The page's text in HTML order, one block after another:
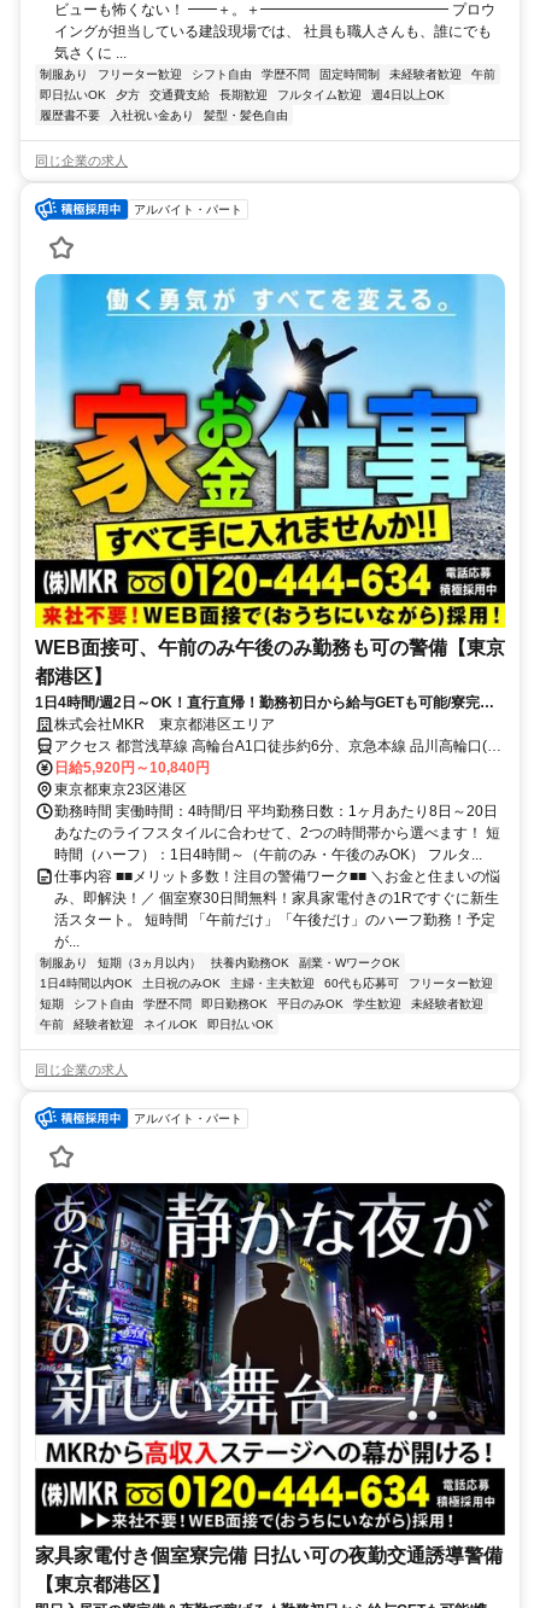
ビューも怖くない！ ━━＋。＋━━━━━━━━━━━━━ プロウ
イングが担当している建設現場では、 社員も職人さんも、誰にでも
気さくに ...
制服あり フリーター歓迎 シフト自由 学歴不問 固定時間制 未経験者歓迎
午前
即日払いOK
夕方 交通費支給 長期歓迎 フルタイム歓迎
週4日以上OK
履歴書不要
入社祝い金あり 髪型・髪色自由
同じ企業の求人
アルバイト・パート
WEB面接可、午前のみ午後のみ勤務も可の警備【東京
都港区】
1日4時間/週2日～OK！直行直帰！勤務初日から給与GETも可能/寮完備
＆携帯貸与♪
株式会社MKR 東京都港区エリア
アクセス 都営浅草線 高輪台A1口徒歩約6分、京急本線 品川高輪口(京
急)徒歩約10分、京急本線 品川高輪口(京急)徒歩約10分 東京都港区エ
リア(御成門駅、表参道駅、神谷町駅、外苑前駅、汐留駅、品川駅、
芝浦ふ頭駅)
日給5,920円～10,840円
東京都東京23区港区
勤務時間 実働時間：4時間/日 平均勤務日数：1ヶ月あたり8日～20日
あなたのライフスタイルに合わせて、2つの時間帯から選べます！ 短
時間（ハーフ）：1日4時間～（午前のみ・午後のみOK） フルタ...
仕事内容 ■■メリット多数！注目の警備ワーク■■ ＼お金と住まいの悩
み、即解決！／ 個室寮30日間無料！家具家電付きの1Rですぐに新生
活スタート。 短時間 「午前だけ」「午後だけ」のハーフ勤務！予定
が...
制服あり 短期（3ヵ月以内） 扶養内勤務OK
副業・WワークOK
1日4時間以内OK
土日祝のみOK 主婦・主夫歓迎 60代も応募可
フリーター歓迎
短期
シフト自由 学歴不問 即日勤務OK 平日のみOK 学生歓迎
未経験者歓迎
午前
経験者歓迎 ネイルOK 即日払いOK
同じ企業の求人
アルバイト・パート
家具家電付き個室寮完備 日払い可の夜勤交通誘導警備
【東京都港区】